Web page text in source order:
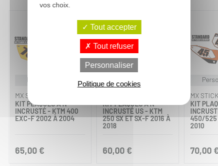
Personnalisable
MX STICKERS
KIT PLAQUES À N°
INCRUSTÉ - KTM 400
EXC-F 2002 À 2004
65,00 €
Personnalisable
KIT PLAQUES À N°
INCRUSTÉ US - KTM
250 SX ET SX-F 2016 À
2018
60,00 €
MX
KIT
450/525
2010
70,00
vos choix.
Tout accepter
Tout refuser
Personnaliser
Politique de cookies